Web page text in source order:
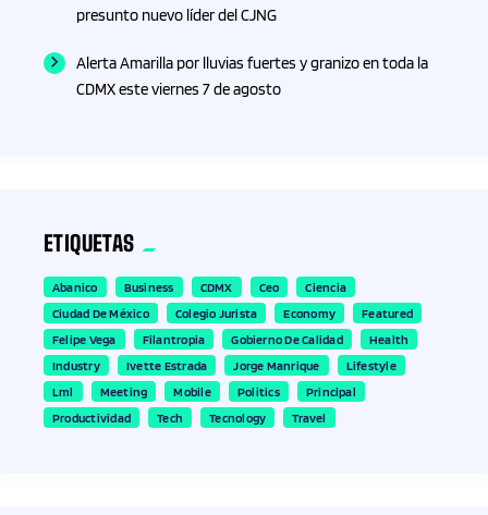
presunto nuevo líder del CJNG
Alerta Amarilla por lluvias fuertes y granizo en toda la
CDMX este viernes 7 de agosto
ETIQUETAS
Abanico Business CDMX Ceo
Ciencia
Ciudad De México
Colegio Jurista Economy
Featured
Felipe Vega
Filantropia Gobierno De Calidad
Health
Industry
Ivette Estrada Jorge Manrique
Lifestyle
Lml
Meeting Mobile Politics
Principal
Productividad
Tech Tecnology Travel